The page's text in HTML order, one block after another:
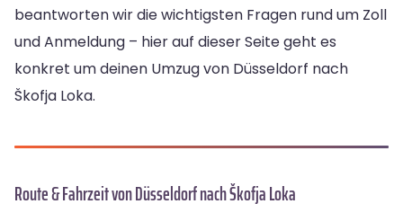
beantworten wir die wichtigsten Fragen rund um Zoll
und Anmeldung – hier auf dieser Seite geht es
konkret um deinen Umzug von Düsseldorf nach
Škofja Loka.
Route & Fahrzeit von Düsseldorf nach Škofja Loka